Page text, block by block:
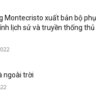
Montecristo xuất bản bộ phụ
lịch sử và truyền thống thủ
ngoài trời